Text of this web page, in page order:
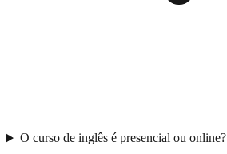
O curso de inglês é presencial ou online?